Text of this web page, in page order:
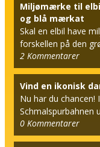
Miljømærke til
og blå mærkat
Skal en elbil have
forskellen på den
2 Kommentarer
Vind en ikonisk
Nu har du chancen!
Schmalspurbahnen
berømt...
0 Kommentarer